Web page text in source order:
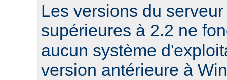
Les versions du
supérieures à 2.2 ne
aucun système
version antérieure à